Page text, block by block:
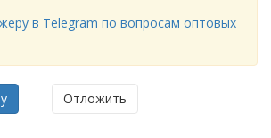
в Telegram по вопросам оптовых
Отложить